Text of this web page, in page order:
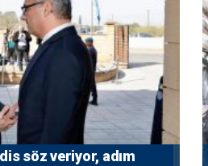
söz veriyor, adım